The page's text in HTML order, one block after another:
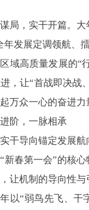
局，实干开篇。大
年发展定调领航、擂
域高质量发展的“
，让“首战即决战
万众一心的奋进
阶，一脉相承
干导向锚定发展航
“新春第一会”的核
让机制的导向性与
年以“弱鸟先飞、